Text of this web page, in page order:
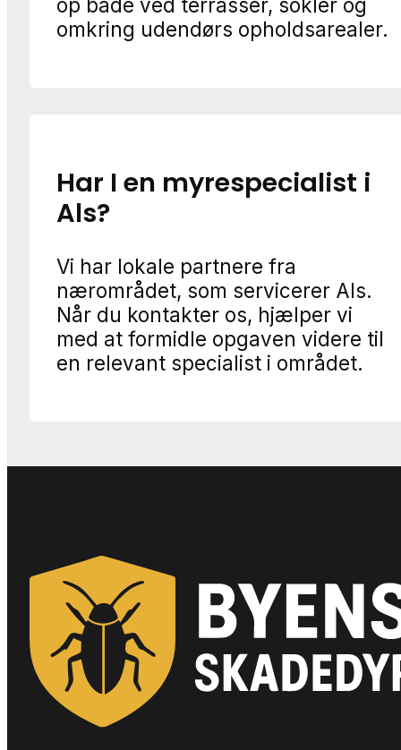
omkring udendørs opholdsarealer.
Har I en myrespecialist i
Als?
Vi har lokale partnere fra
nærområdet, som servicerer Als.
Når du kontakter os, hjælper vi
med at formidle opgaven videre til
en relevant specialist i området.